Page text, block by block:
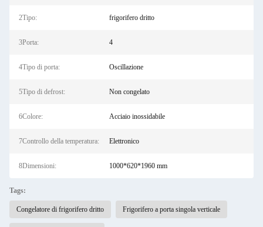
2Tipo: frigorifero dritto
3Porta: 4
4Tipo di porta: Oscillazione
5Tipo di defrost: Non congelato
6Colore: Acciaio inossidabile
7Controllo della temperatura: Elettronico
8Dimensioni: 1000*620*1960 mm
Tags:
Congelatore di frigorifero dritto Frigorifero a porta singola verticale